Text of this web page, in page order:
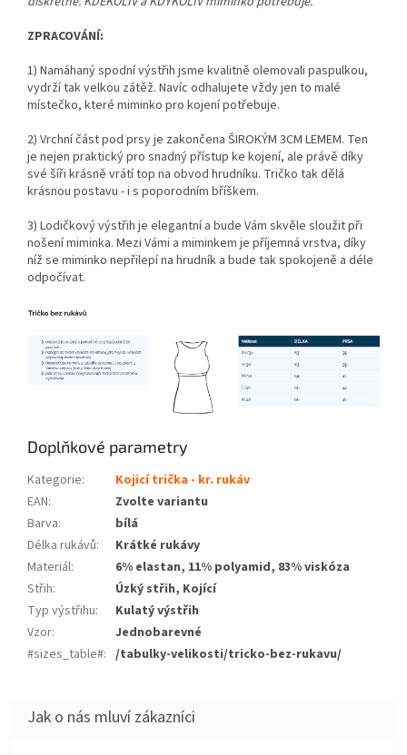
ZPRACOVÁNÍ:
1) Namáhaný spodní výstřih jsme kvalitně olemovali paspulkou,
vydrží tak velkou zátěž. Navíc odhalujete vždy jen to malé
místečko, které miminko pro kojení potřebuje.
2) Vrchní část pod prsy je zakončena ŠIROKÝM 3CM LEMEM. Ten
je nejen praktický pro snadný přístup ke kojení, ale právě díky
své šíři krásně vrátí top na obvod hrudníku. Tričko tak dělá
krásnou postavu - i s poporodním bříškem.
3) Lodičkový výstřih je elegantní a bude Vám skvěle sloužit při
nošení miminka. Mezi Vámi a miminkem je příjemná vrstva, díky
níž se miminko nepřilepí na hrudník a bude tak spokojeně a déle
odpočívat.
Doplňkové parametry
Kategorie:
Kojicí trička - kr. rukáv
EAN:
Zvolte variantu
Barva:
bílá
Délka rukávů:
Krátké rukávy
Materiál:
6% elastan, 11% polyamid, 83% viskóza
Střih:
Úzký střih, Kojící
Typ výstřihu:
Kulatý výstřih
Vzor:
Jednobarevné
#sizes_table#: /tabulky-velikosti/tricko-bez-rukavu/